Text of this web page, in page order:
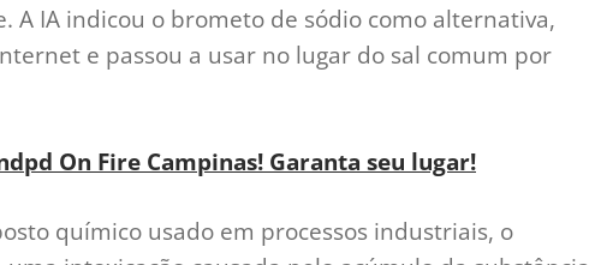
A IA indicou o brometo de sódio como alternativa,
e passou a usar no lugar do sal comum por
On Fire Campinas! Garanta seu lugar!
químico usado em processos industriais, o